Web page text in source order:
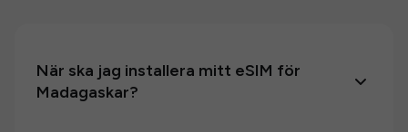
När ska jag installera mitt eSIM för
Madagaskar?